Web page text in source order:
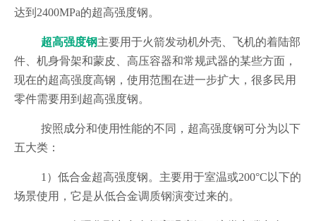
达到2400MPa的超高强度钢。
超高强度钢主要用于火箭发动机外壳、飞机的着陆部
件、机身骨架和蒙皮、高压容器和常规武器的某些方面，
现在的超高强度高钢，使用范围在进一步扩大，很多民用
零件需要用到超高强度钢。
按照成分和使用性能的不同，超高强度钢可分为以下
五大类：
1）低合金超高强度钢。主要用于室温或200°C以下的
场景使用，它是从低合金调质钢演变过来的。